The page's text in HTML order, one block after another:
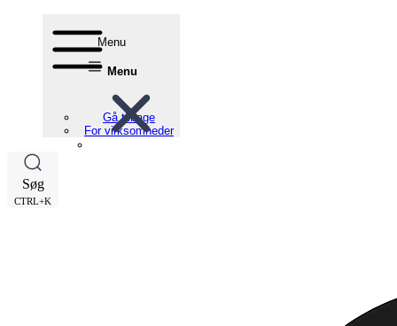
Menu
Menu
Gå tilbage
For virksomheder
Søg
CTRL+K